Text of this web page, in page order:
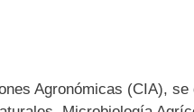
Agronómicas (CIA),